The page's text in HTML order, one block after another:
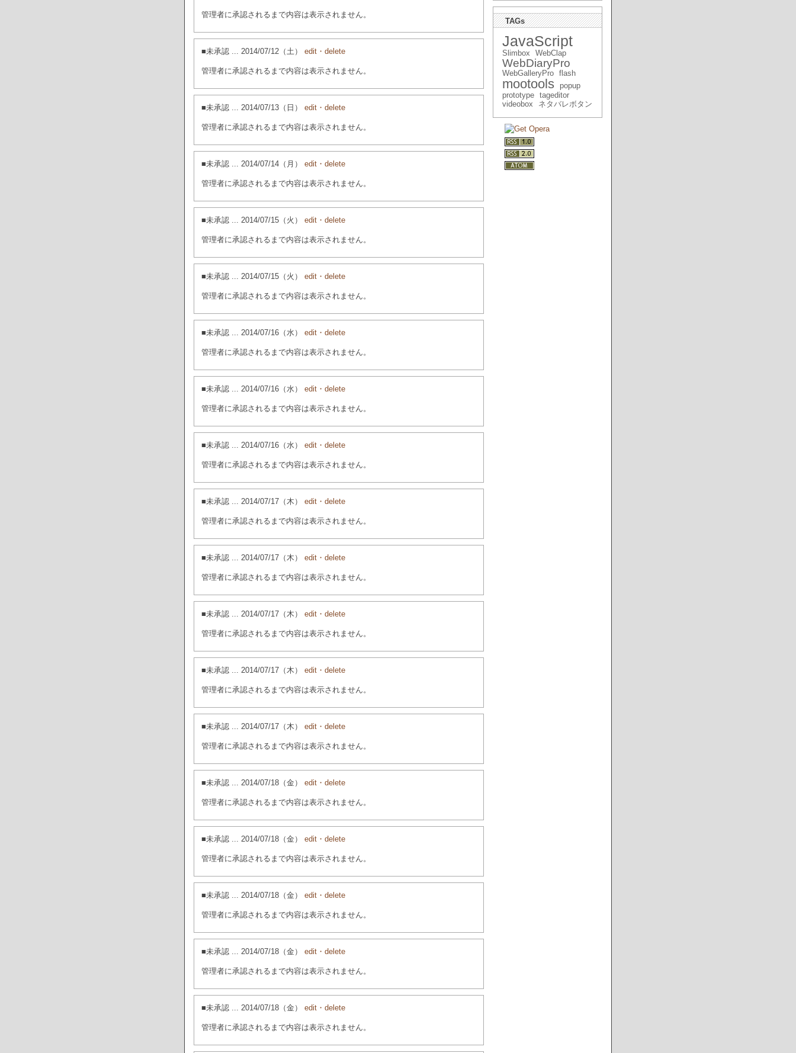
管理者に承認されるまで内容は表示されません。
■未承認 ... 2014/07/12（土） edit・delete
管理者に承認されるまで内容は表示されません。
■未承認 ... 2014/07/13（日） edit・delete
管理者に承認されるまで内容は表示されません。
■未承認 ... 2014/07/14（月） edit・delete
管理者に承認されるまで内容は表示されません。
■未承認 ... 2014/07/15（火） edit・delete
管理者に承認されるまで内容は表示されません。
■未承認 ... 2014/07/15（火） edit・delete
管理者に承認されるまで内容は表示されません。
■未承認 ... 2014/07/16（水） edit・delete
管理者に承認されるまで内容は表示されません。
■未承認 ... 2014/07/16（水） edit・delete
管理者に承認されるまで内容は表示されません。
■未承認 ... 2014/07/16（水） edit・delete
管理者に承認されるまで内容は表示されません。
■未承認 ... 2014/07/17（木） edit・delete
管理者に承認されるまで内容は表示されません。
■未承認 ... 2014/07/17（木） edit・delete
管理者に承認されるまで内容は表示されません。
■未承認 ... 2014/07/17（木） edit・delete
管理者に承認されるまで内容は表示されません。
■未承認 ... 2014/07/17（木） edit・delete
管理者に承認されるまで内容は表示されません。
■未承認 ... 2014/07/17（木） edit・delete
管理者に承認されるまで内容は表示されません。
■未承認 ... 2014/07/18（金） edit・delete
管理者に承認されるまで内容は表示されません。
■未承認 ... 2014/07/18（金） edit・delete
管理者に承認されるまで内容は表示されません。
■未承認 ... 2014/07/18（金） edit・delete
管理者に承認されるまで内容は表示されません。
■未承認 ... 2014/07/18（金） edit・delete
管理者に承認されるまで内容は表示されません。
■未承認 ... 2014/07/18（金） edit・delete
管理者に承認されるまで内容は表示されません。
TAGs
JavaScript
Slimbox WebClap
WebDiaryPro
WebGalleryPro flash
mootools
popup
prototype tageditor
videobox
ネタバレボタン